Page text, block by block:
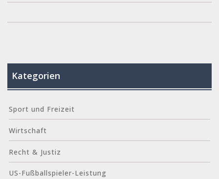
Kategorien
Sport und Freizeit
Wirtschaft
Recht & Justiz
US-Fußballspieler-Leistung